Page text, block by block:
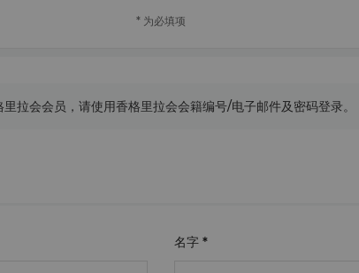
* 为必填项
拉会会员，请使用香格里拉会会籍编号/电子邮件及密码登录。
名字 *